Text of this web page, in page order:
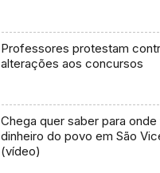
Professores protestam
alterações aos concursos
Chega quer saber para
dinheiro do povo em São
(vídeo)